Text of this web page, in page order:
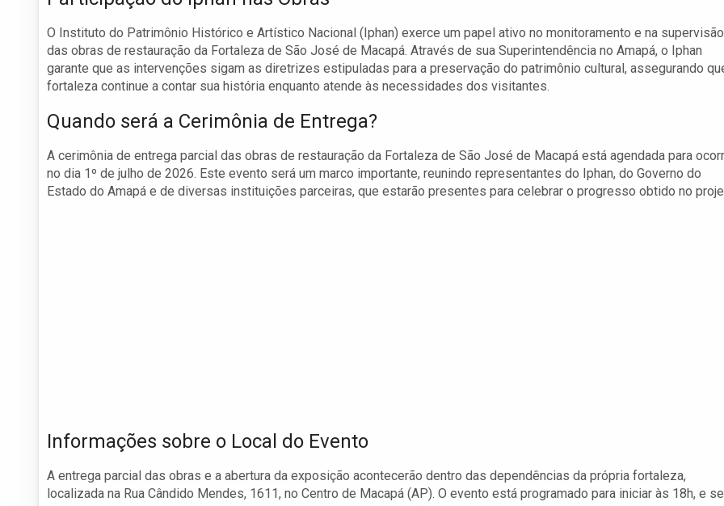
O Instituto do Patrimônio Histórico e Artístico Nacional (Iphan) exerce um papel ativo no monitoramento e na supervisão
das obras de restauração da Fortaleza de São José de Macapá. Através de sua Superintendência no Amapá, o Iphan
garante que as intervenções sigam as diretrizes estipuladas para a preservação do patrimônio cultural, assegurando
fortaleza continue a contar sua história enquanto atende às necessidades dos visitantes.
Quando será a Cerimônia de Entrega?
A cerimônia de entrega parcial das obras de restauração da Fortaleza de São José de Macapá está agendada para
no dia 1º de julho de 2026. Este evento será um marco importante, reunindo representantes do Iphan, do Governo do
Estado do Amapá e de diversas instituições parceiras, que estarão presentes para celebrar o progresso obtido no
Informações sobre o Local do Evento
A entrega parcial das obras e a abertura da exposição acontecerão dentro das dependências da própria fortaleza,
localizada na Rua Cândido Mendes, 1611, no Centro de Macapá (AP). O evento está programado para iniciar às 18h, e